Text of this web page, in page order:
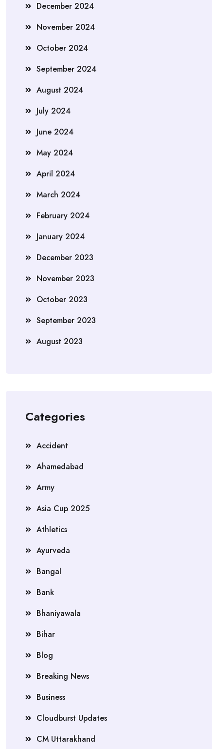
December 2024
November 2024
October 2024
September 2024
August 2024
July 2024
June 2024
May 2024
April 2024
March 2024
February 2024
January 2024
December 2023
November 2023
October 2023
September 2023
August 2023
Categories
Accident
Ahamedabad
Army
Asia Cup 2025
Athletics
Ayurveda
Bangal
Bank
Bhaniyawala
Bihar
Blog
Breaking News
Business
Cloudburst Updates
CM Uttarakhand